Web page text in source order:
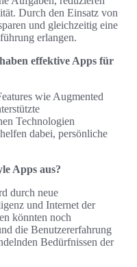
Durch den Einsatz von
und gleichzeitig eine
erlangen.
effektive Apps für
wie Augmented
Technologien
dabei, persönliche
Apps aus?
durch neue
und Internet der
könnten noch
die Benutzererfahrung
Bedürfnissen der